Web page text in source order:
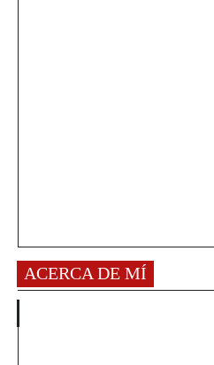
ACERCA DE MÍ